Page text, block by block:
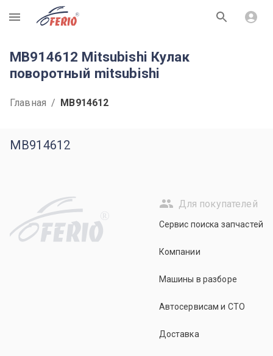
R
MB914612 Mitsubishi Кулак
поворотный mitsubishi
Главная / MB914612
MB914612
R
Для покупателей
Сервис поиска запчастей
Компании
Машины в разборе
Автосервисам и СТО
Доставка